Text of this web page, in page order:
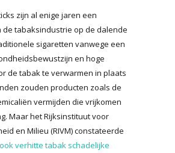
zijn al enige jaren een
de tabaksindustrie op de dalende
sigaretten vanwege een
en hoge
de tabak te verwarmen in plaats
zouden producten zoals de
vermijden die vrijkomen
Maar het Rijksinstituut voor
en Milieu (RIVM) constateerde
ook verhitte tabak schadelijke